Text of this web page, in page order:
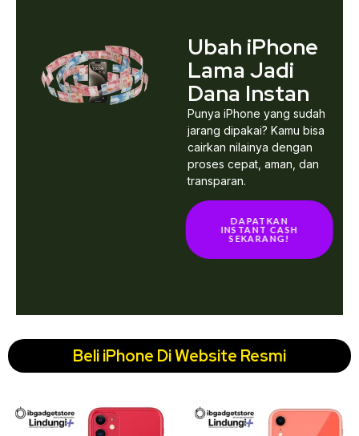
Ubah iPhone
Lama Jadi
Dana Instan
Punya iPhone yang sudah
jarang dipakai? Kamu bisa
cairkan nilainya dengan
proses cepat, aman, dan
transparan.
DAPATKAN
INSTANT CASH
SEKARANG!
Beli iPhone Di Website Resmi